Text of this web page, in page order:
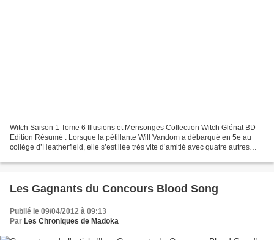
Witch Saison 1 Tome 6 Illusions et Mensonges Collection Witch Glénat BD
Edition Résumé : Lorsque la pétillante Will Vandom a débarqué en 5e au
collège d’Heatherfield, elle s’est liée très vite d’amitié avec quatre autres
Les Gagnants du Concours Blood Song
Publié le 09/04/2012 à 09:13
Par Les Chroniques de Madoka